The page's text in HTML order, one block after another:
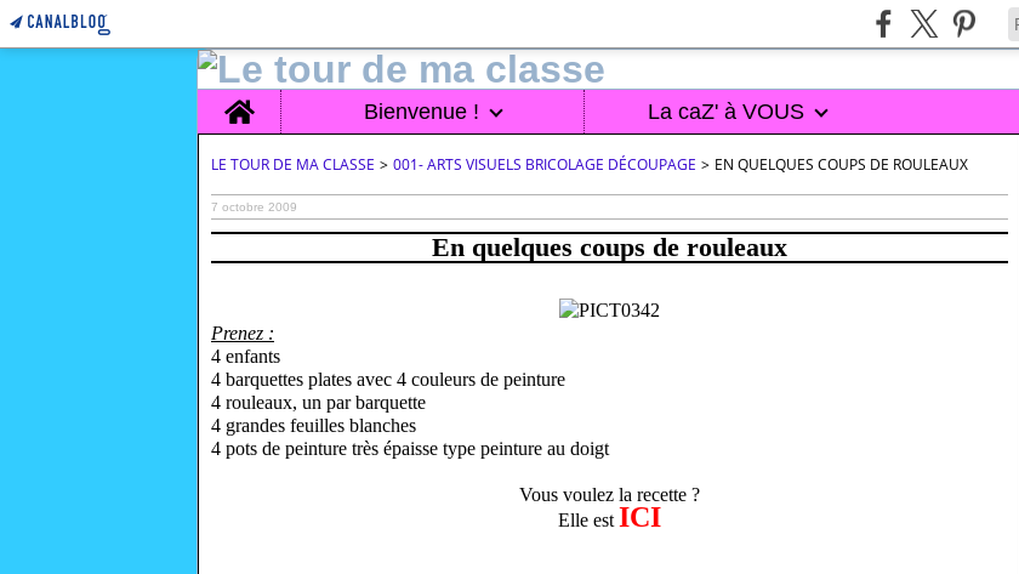
Home Bienvenue ! La caZ' à VOUS
LE TOUR DE MA CLASSE > 001- ARTS VISUELS BRICOLAGE DÉCOUPAGE > EN QUELQUES COUPS DE ROULEAUX
7 octobre 2009
En quelques coups de rouleaux
Prenez :
4 enfants
4 barquettes plates avec 4 couleurs de peinture
4 rouleaux, un par barquette
4 grandes feuilles blanches
4 pots de peinture très épaisse type peinture au doigt
Vous voulez la recette ?
Elle est ICI